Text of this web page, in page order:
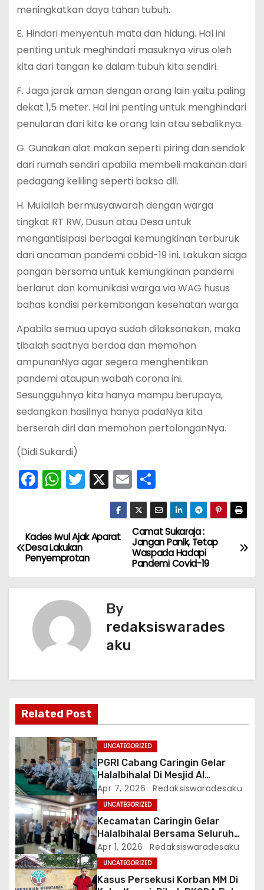
meningkatkan daya tahan tubuh.
E. Hindari menyentuh mata dan hidung. Hal ini
penting untuk meghindari masuknya virus oleh
kita dari tangan ke dalam tubuh kita sendiri.
F. Jaga jarak aman dengan orang lain yaitu paling
dekat 1,5 meter. Hal ini penting untuk menghindari
penularan dari kita ke orang lain atau sebaliknya.
G. Gunakan alat makan seperti piring dan sendok
dari rumah sendiri apabila membeli makanan dari
pedagang keliling seperti bakso dll.
H. Mulailah bermusyawarah dengan warga
tingkat RT RW, Dusun atau Desa untuk
mengantisipasi berbagai kemungkinan terburuk
dari ancaman pandemi cobid-19 ini. Lakukan siaga
pangan bersama untuk kemungkinan pandemi
berlarut dan komunikasi warga via WAG husus
bahas kondisi perkembangan kesehatan warga.
Apabila semua upaya sudah dilaksanakan, maka
tibalah saatnya berdoa dan memohon
ampunanNya agar segera menghentikan
pandemi ataupun wabah corona ini.
Sesungguhnya kita hanya mampu berupaya,
sedangkan hasilnya hanya padaNya kita
berserah diri dan memohon pertolonganNya.
(Didi Sukardi)
F
e
b
o
k
W
ts
A
p
T
er
X E
m
ai
l
S
h
ar
e
N
a
v
s
p
o
s
Camat Sukaraja :
Jangan Panik, Tetap
Waspada Hadapi
Pandemi Covid-19
Kades Iwul Ajak Aparat
Desa Lakukan
Penyemprotan
By
redaksiswarades
aku
Related Post
UNCATEGORIZED
PGRI Cabang Caringin Gelar
Halalbihalal Di Mesjid Al
Mukhlisin
Apr 7, 2026 Redaksiswaradesaku
UNCATEGORIZED
Kecamatan Caringin Gelar
Halalbihalal Bersama Seluruh
Instansi
Apr 1, 2026 Redaksiswaradesaku
UNCATEGORIZED
Kasus Persekusi Korban MM Di